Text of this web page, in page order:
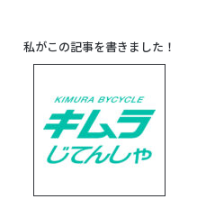
私がこの記事を書きました！